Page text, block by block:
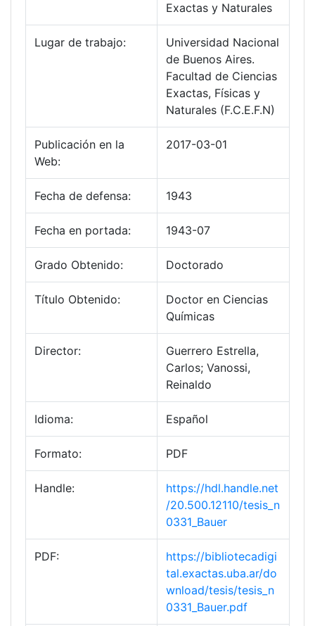
Exactas y Naturales
Lugar de trabajo:
Universidad Nacional
de Buenos Aires.
Facultad de Ciencias
Exactas, Físicas y
Naturales (F.C.E.F.N)
Publicación en la
Web:
2017-03-01
Fecha de defensa: 1943
Fecha en portada: 1943-07
Grado Obtenido: Doctorado
Título Obtenido:
Doctor en Ciencias
Químicas
Director:
Guerrero Estrella,
Carlos; Vanossi,
Reinaldo
Idioma: Español
Formato: PDF
Handle:
https://hdl.handle.net
/20.500.12110/tesis_n
0331_Bauer
PDF:
https://bibliotecadigi
tal.exactas.uba.ar/do
wnload/tesis/tesis_n
0331_Bauer.pdf